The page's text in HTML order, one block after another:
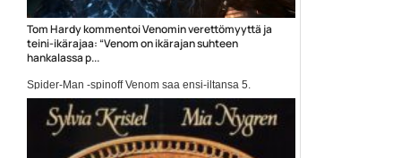
Tom Hardy kommentoi Venomin verettömyyttä ja
teini-ikärajaa: “Venom on ikärajan suhteen
hankalassa p...
Spider-Man -spinoff Venom saa ensi-iltansa 5.
lokakuuta. Elokuvan...
Elokuvat